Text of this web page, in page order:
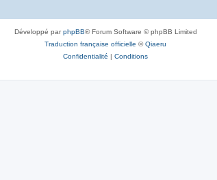
Développé parphpBB® Forum Software © phpBB Limited
Traduction française officielle ©Qiaeru
Confidentialité | Conditions